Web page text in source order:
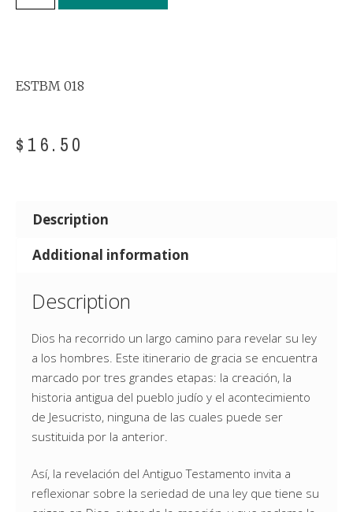
ESTBM 018
$ 16.50
Description
Additional information
Description
Dios ha recorrido un largo camino para revelar su ley
a los hombres. Este itinerario de gracia se encuentra
marcado por tres grandes etapas: la creación, la
historia antigua del pueblo judío y el acontecimiento
de Jesucristo, ninguna de las cuales puede ser
sustituida por la anterior.
Así, la revelación del Antiguo Testamento invita a
reflexionar sobre la seriedad de una ley que tiene su